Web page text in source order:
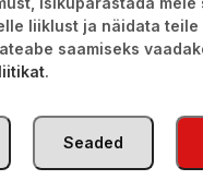
liiklust ja näidata teile
saamiseks
.
Seaded